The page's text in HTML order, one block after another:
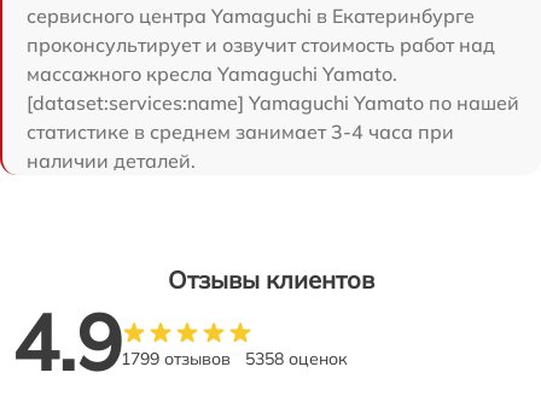
сервисного центра Yamaguchi в Екатеринбурге
проконсультирует и озвучит стоимость работ над
массажного кресла Yamaguchi Yamato.
[dataset:services:name] Yamaguchi Yamato по нашей
статистике в среднем занимает 3-4 часа при
наличии деталей.
Отзывы клиентов
4.91799 отзывов 5358 оценок